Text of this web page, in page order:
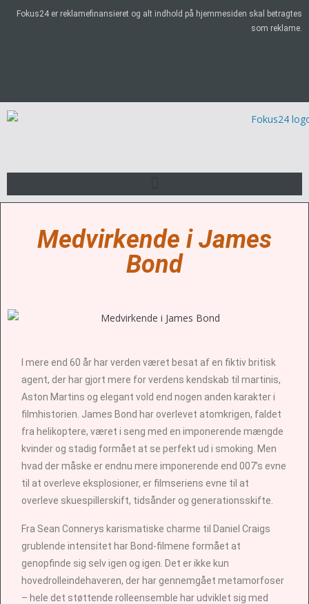
Fokus24 er reklamefinansieret og alt indhold på hjemmesiden skal betragtes
som reklame.
Medvirkende i James
Bond
I mere end 60 år har verden været besat af en fiktiv britisk
agent, der har gjort mere for verdens kendskab til martinis,
Aston Martins og elegant vold end nogen anden karakter i
filmhistorien. James Bond har overlevet atomkrigen, faldet
fra helikoptere, været i seng med en imponerende mængde
kvinder og stadig formået at se perfekt ud i smoking. Men
hvad der måske er endnu mere imponerende end 007’s evne
til at overleve eksplosioner, er filmseriens evne til at
overleve skuespillerskift, tidsånder og generationsskifte.
Fra Sean Connerys karismatiske charme til Daniel Craigs
grublende intensitet har Bond-filmene formået at
genopfinde sig selv igen og igen. Det er ikke kun
hovedrolleindehaveren, der har gennemgået metamorfoser
– hele det støttende rolleensemble har udviklet sig med